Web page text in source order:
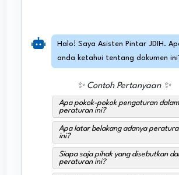
✨ Contoh Pertanyaan ✨
Apa pokok-pokok pengaturan dalam
peraturan ini?
Apa latar belakang adanya
ini?
Siapa saja pihak yang disebutkan
peraturan ini?
Halo! Saya Asisten Pintar JDIH.
anda ketahui tentang dokumen